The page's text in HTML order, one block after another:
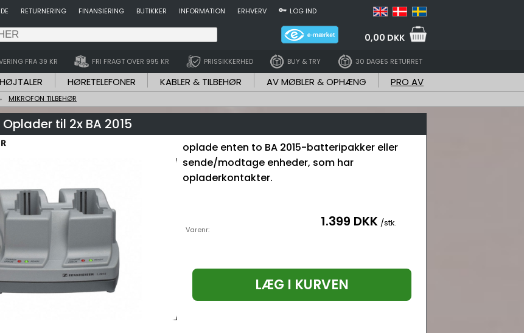
RETURNERING FINANSIERING BUTIKKER INFORMATION ERHVERV LOG IND
0,00 DKK
FRA 39 KR FRI FRAGT OVER 995 KR PRISSIKKERHED BUY & TRY 30 DAGES RETURRET
HØJTALER HØRETELEFONER KABLER & TILBEHØR AV MØBLER & OPHÆNG PRO AV
MIKROFON TILBEHØR
til 2x BA 2015
oplade enten to BA 2015-batteripakker eller
sende/modtage enheder, som har
opladerkontakter.
Varenr: 1.399 DKK /stk.
LÆG I KURVEN